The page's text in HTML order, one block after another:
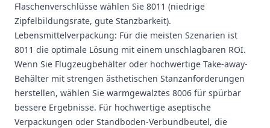
Flaschenverschlüsse wählen Sie 8011 (niedrige
Zipfelbildungsrate, gute Stanzbarkeit).
Lebensmittelverpackung: Für die meisten Szenarien ist
8011 die optimale Lösung mit einem unschlagbaren ROI.
Wenn Sie Flugzeugbehälter oder hochwertige Take-away-
Behälter mit strengen ästhetischen Stanzanforderungen
herstellen, wählen Sie warmgewalztes 8006 für spürbar
bessere Ergebnisse. Für hochwertige aseptische
Verpackungen oder Standboden-Verbundbeutel, die